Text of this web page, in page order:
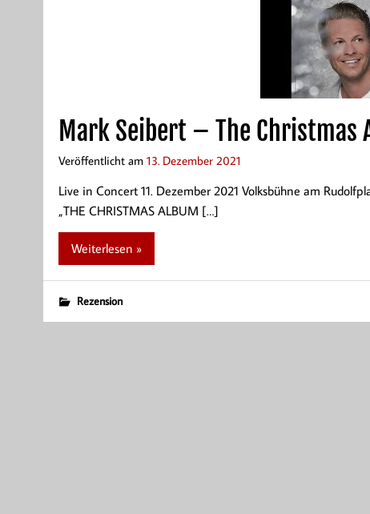
Mark Seibert – The Christmas
Veröffentlicht am 13. Dezember 2021
Live in Concert 11. Dezember 2021 Volksbühne am
„THE CHRISTMAS ALBUM […]
Weiterlesen »
Rezension